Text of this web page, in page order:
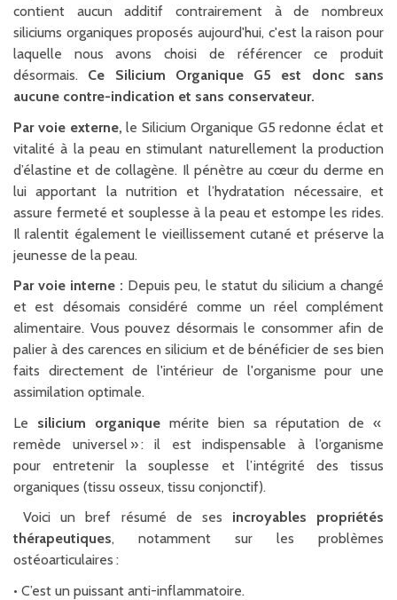
contient aucun additif contrairement à de nombreux
siliciums organiques proposés aujourd'hui, c'est la raison pour
laquelle nous avons choisi de référencer ce produit
désormais. Ce Silicium Organique G5 est donc sans
aucune contre-indication et sans conservateur.
Par voie externe, le Silicium Organique G5 redonne éclat et
vitalité à la peau en stimulant naturellement la production
d’élastine et de collagène. Il pénètre au cœur du derme en
lui apportant la nutrition et l’hydratation nécessaire, et
assure fermeté et souplesse à la peau et estompe les rides.
Il ralentit également le vieillissement cutané et préserve la
jeunesse de la peau.
Par voie interne : Depuis peu, le statut du silicium a changé
et est désomais considéré comme un réel complément
alimentaire. Vous pouvez désormais le consommer afin de
palier à des carences en silicium et de bénéficier de ses bien
faits directement de l'intérieur de l'organisme pour une
assimilation optimale.
Le silicium organique mérite bien sa réputation de «
remède universel » : il est indispensable à l’organisme
pour entretenir la souplesse et l’intégrité des tissus
organiques (tissu osseux, tissu conjonctif).
Voici un bref résumé de ses incroyables propriétés
thérapeutiques, notamment sur les problèmes
ostéoarticulaires :
• C’est un puissant anti-inflammatoire.